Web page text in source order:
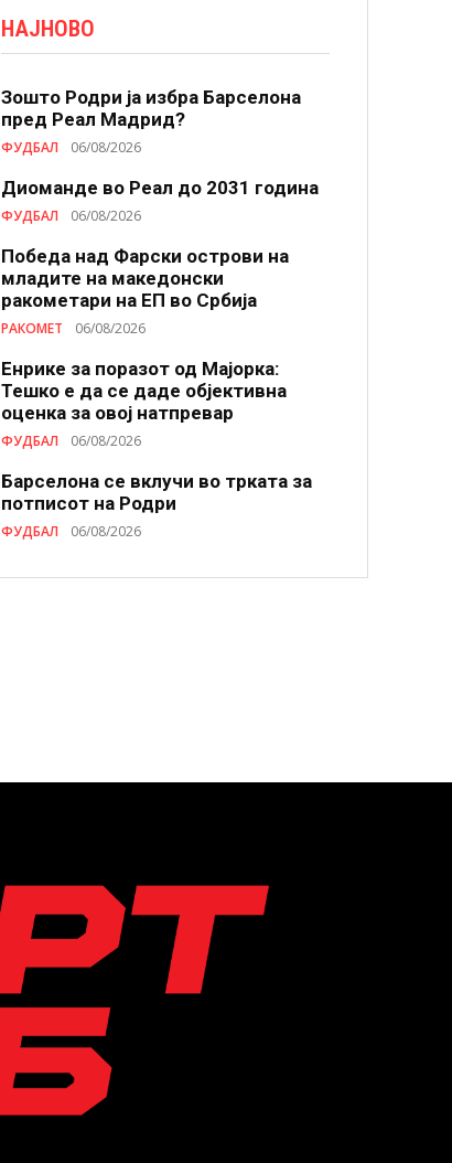
НАЈНОВО
Зошто Родри ја избра Барселона
пред Реал Мадрид?
ФУДБАЛ 06/08/2026
Диоманде во Реал до 2031 година
ФУДБАЛ 06/08/2026
Победа над Фарски острови на
младите на македонски
ракометари на ЕП во Србија
РАКОМЕТ 06/08/2026
Енрике за поразот од Мајорка:
Тешко е да се даде објективна
оценка за овој натпревар
ФУДБАЛ 06/08/2026
Барселона се вклучи во трката за
потписот на Родри
ФУДБАЛ 06/08/2026